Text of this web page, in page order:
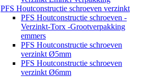
PFS Houtconstructie schroeven verzinkt
PFS Houtconstructie schroeven -
Verzinkt-Torx -Grootverpakking
emmers
PFS Houtconstructie schroeven
verzinkt Ø5mm
PFS Houtconstructie schroeven
verzinkt Ø6mm